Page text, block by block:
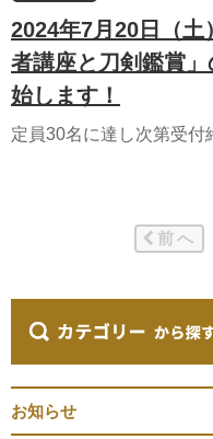
2024年7月20日（
者講座と刀剣鑑賞
始します！
定員30名に達し次第受付
前へ
お知らせ